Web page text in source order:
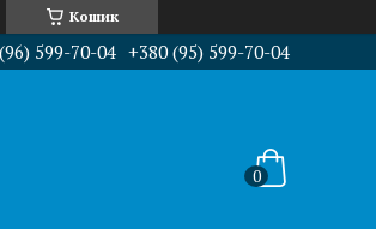
Кошик
599-70-04 +380 (95) 599-70-04